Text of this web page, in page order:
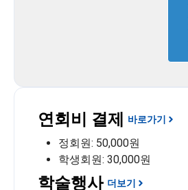
연회비 결제 바로가기
정회원: 50,000원
학생회원: 30,000원
학술행사 더보기